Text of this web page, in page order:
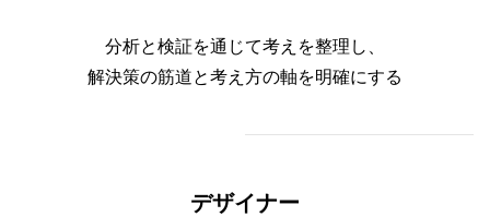
分析と検証を通じて考えを整理し、
解決策の筋道と考え方の軸を明確にする
デザイナー